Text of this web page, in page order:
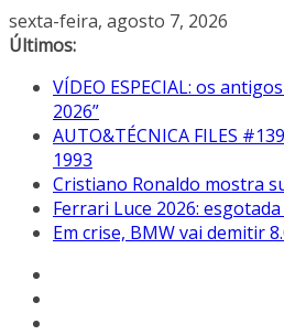
Pular
para
conteúdo
sexta-feira, agosto 7, 2026
Últimos:
VÍDEO ESPECIAL: os
2026”
AUTO&TÉCNICA FILES
1993
Cristiano Ronaldo mostra
Ferrari Luce 2026:
Em crise, BMW vai demitir